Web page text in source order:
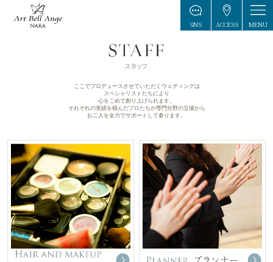
SNS ACCESS MENU
ここでプロデュースさせていただくウェディングは
スペシャリストたちにより
心をこめて創り上げられます。
それぞれの実績を積んだプロたちが専門分野の立場から
お二人を全力でサポートして参ります。